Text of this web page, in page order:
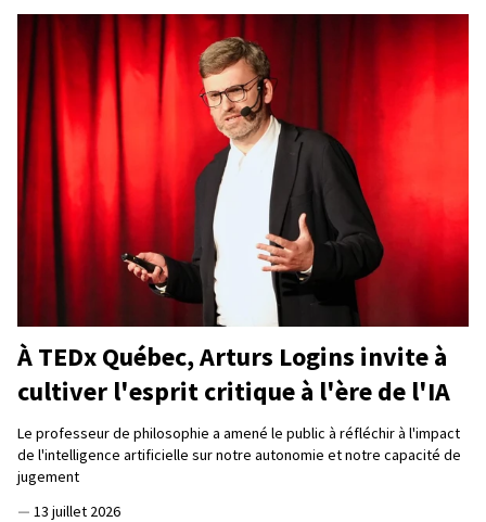
À TEDx Québec, Arturs Logins invite à
cultiver l'esprit critique à l'ère de l'IA
Le professeur de philosophie a amené le public à réfléchir à l'impact
de l'intelligence artificielle sur notre autonomie et notre capacité de
jugement
— 13 juillet 2026